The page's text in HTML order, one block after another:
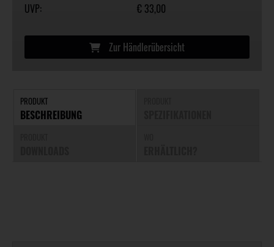
UVP: € 33,00
Zur Händlerübersicht
PRODUKT
BESCHREIBUNG